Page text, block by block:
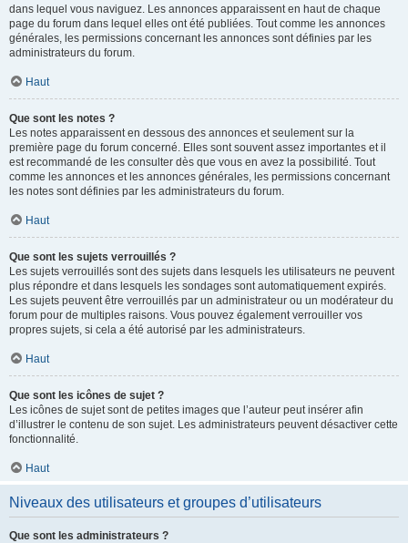
dans lequel vous naviguez. Les annonces apparaissent en haut de chaque
page du forum dans lequel elles ont été publiées. Tout comme les annonces
générales, les permissions concernant les annonces sont définies par les
administrateurs du forum.
Haut
Que sont les notes ?
Les notes apparaissent en dessous des annonces et seulement sur la
première page du forum concerné. Elles sont souvent assez importantes et il
est recommandé de les consulter dès que vous en avez la possibilité. Tout
comme les annonces et les annonces générales, les permissions concernant
les notes sont définies par les administrateurs du forum.
Haut
Que sont les sujets verrouillés ?
Les sujets verrouillés sont des sujets dans lesquels les utilisateurs ne peuvent
plus répondre et dans lesquels les sondages sont automatiquement expirés.
Les sujets peuvent être verrouillés par un administrateur ou un modérateur du
forum pour de multiples raisons. Vous pouvez également verrouiller vos
propres sujets, si cela a été autorisé par les administrateurs.
Haut
Que sont les icônes de sujet ?
Les icônes de sujet sont de petites images que l’auteur peut insérer afin
d’illustrer le contenu de son sujet. Les administrateurs peuvent désactiver cette
fonctionnalité.
Haut
Niveaux des utilisateurs et groupes d’utilisateurs
Que sont les administrateurs ?